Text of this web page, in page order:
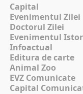
Capital
Evenimentul Zilei
Doctorul Zilei
Evenimentul
Infoactual
Editura de carte
Animal Zoo
EVZ Comunicate
Capital